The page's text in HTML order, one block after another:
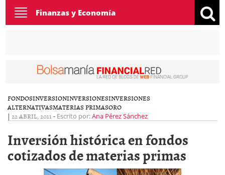
Toggle
navigation
Finanzas y Economía
FONDOSINVERSIONINVERSIONESINVERSIONES
ALTERNATIVASMATERIAS PRIMASORO
| 22 ABRIL, 2011 - Escrito por:Ana Pérez Sánchez
Inversión histórica en fondos
cotizados de materias primas